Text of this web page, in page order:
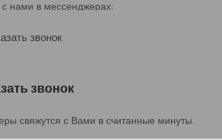
с нами в мессенджерах:
звонок
звонок
свяжутся с Вами в считанные минуты.